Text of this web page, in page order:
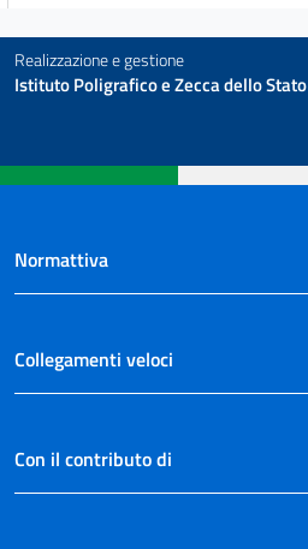
Realizzazione e gestione
Istituto Poligrafico e Zecca dello Stato
Normattiva
Collegamenti veloci
Con il contributo di